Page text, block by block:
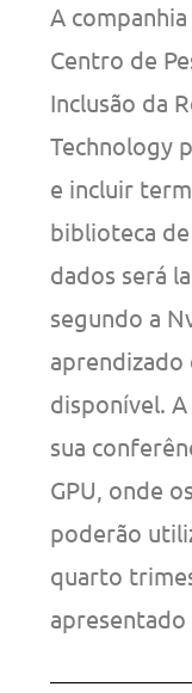
A
Centro de
Inclusão da
Technology
e incluir
biblioteca
dados será
segundo a
aprendizado
disponível.
sua
GPU, onde
poderão
quarto
apresentado